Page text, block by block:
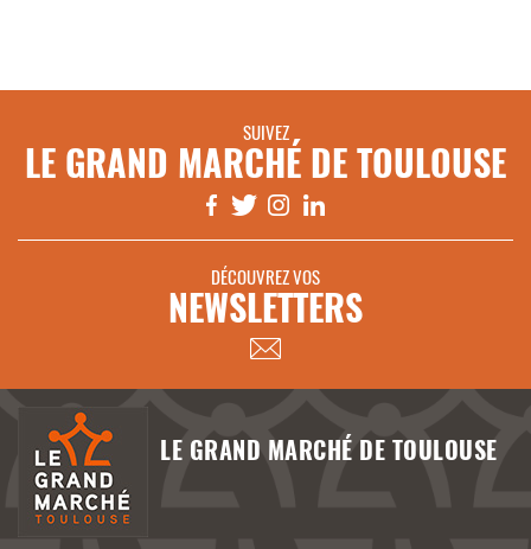
SUIVEZ
LE GRAND MARCHÉ DE TOULOUSE
DÉCOUVREZ VOS
NEWSLETTERS
LE GRAND MARCHÉ DE TOULOUSE